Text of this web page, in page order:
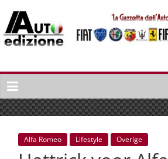
naar
inhoud
Auto
Edizione
La
Gazetta
dell'Automobile
ItalianaAlfa Romeo Lifestyle Overige